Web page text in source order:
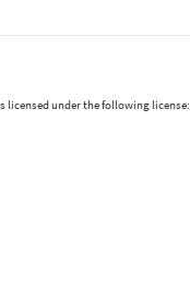
licensed under the following license: